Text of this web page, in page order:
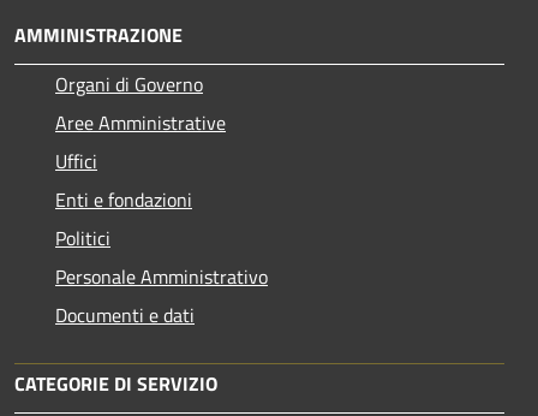
AMMINISTRAZIONE
Organi di Governo
Aree Amministrative
Uffici
Enti e fondazioni
Politici
Personale Amministrativo
Documenti e dati
CATEGORIE DI SERVIZIO